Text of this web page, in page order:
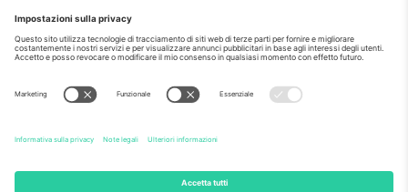
Ticombo Italia
Mimi Balkanska 132, 1540, Sofia,
base alla località, all'evento e/o al dominio. Per i dettagli controlla la
pagina specifica dell'evento, l'impronta e i termini.,